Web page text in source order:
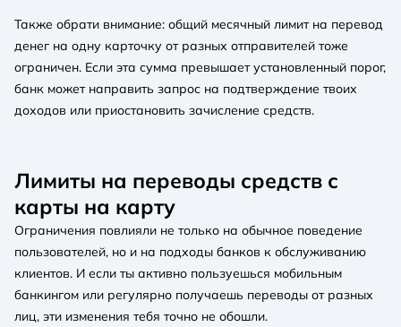
Также обрати внимание: общий месячный лимит на перевод
денег на одну карточку от разных отправителей тоже
ограничен. Если эта сумма превышает установленный порог,
банк может направить запрос на подтверждение твоих
доходов или приостановить зачисление средств.
Лимиты на переводы средств с
карты на карту
Ограничения повлияли не только на обычное поведение
пользователей, но и на подходы банков к обслуживанию
клиентов. И если ты активно пользуешься мобильным
банкингом или регулярно получаешь переводы от разных
лиц, эти изменения тебя точно не обошли.